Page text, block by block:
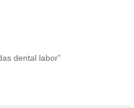
dental labor”